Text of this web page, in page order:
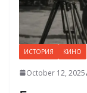
ИСТОРИЯ КИНО
October 12, 2025